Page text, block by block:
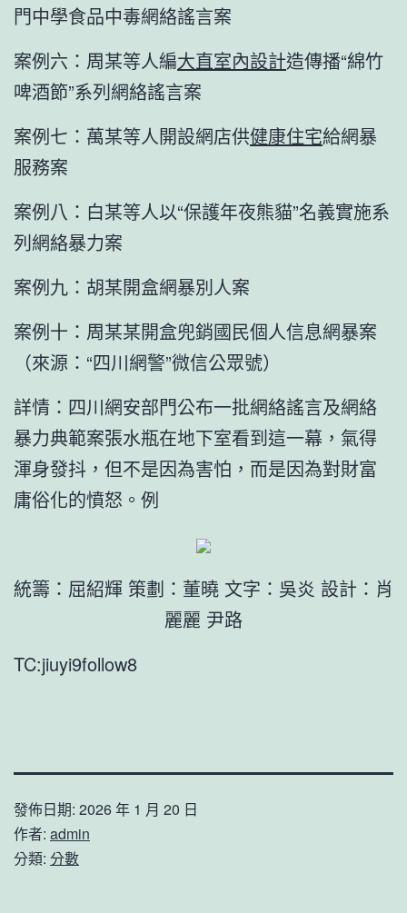
門中學食品中毒網絡謠言案
案例六：周某等人編大直室內設計造傳播“綿竹
啤酒節”系列網絡謠言案
案例七：萬某等人開設網店供健康住宅給網暴
服務案
案例八：白某等人以“保護年夜熊貓”名義實施系
列網絡暴力案
案例九：胡某開盒網暴別人案
案例十：周某某開盒兜銷國民個人信息網暴案
（來源：“四川網警”微信公眾號）
詳情：四川網安部門公布一批網絡謠言及網絡
暴力典範案張水瓶在地下室看到這一幕，氣得
渾身發抖，但不是因為害怕，而是因為對財富
庸俗化的憤怒。例
統籌：屈紹輝 策劃：董曉 文字：吳炎 設計：肖
麗麗 尹路
TC:jiuyi9follow8
發佈日期: 2026 年 1 月 20 日
作者: admin
分類: 分數